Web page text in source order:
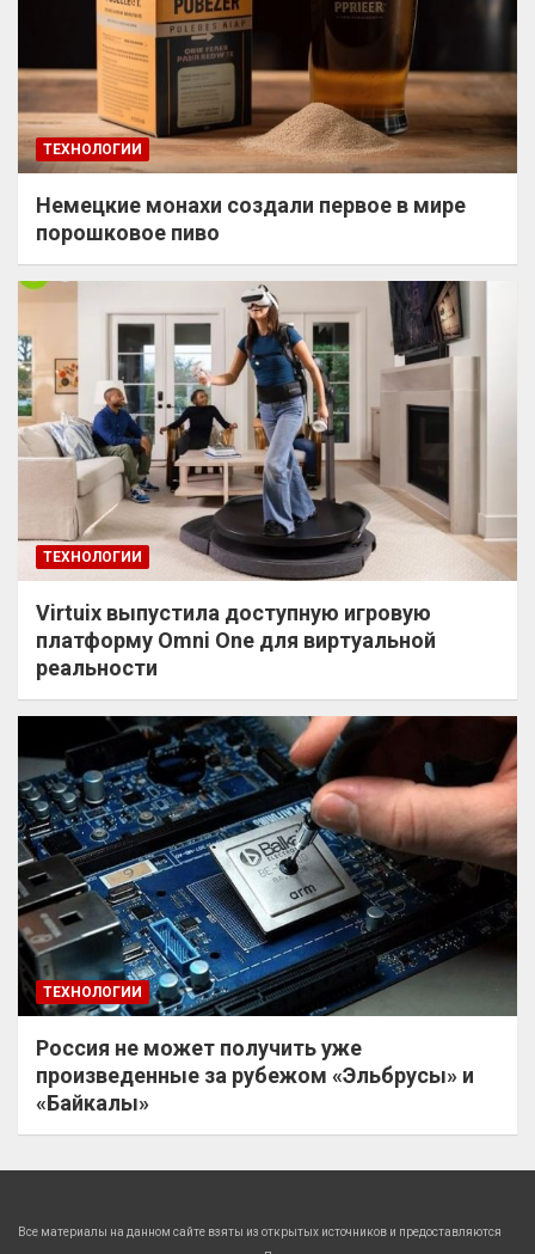
ТЕХНОЛОГИИ
Немецкие монахи создали первое в мире
порошковое пиво
ТЕХНОЛОГИИ
Virtuix выпустила доступную игровую
платформу Omni One для виртуальной
реальности
ТЕХНОЛОГИИ
Россия не может получить уже
произведенные за рубежом «Эльбрусы» и
«Байкалы»
Все материалы на данном сайте взяты из открытых источников и предоставляются